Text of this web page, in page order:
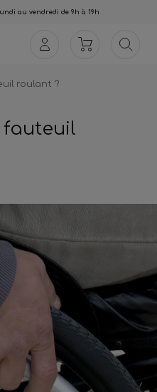
au vendredi de 9h à 19h
roulant ?
fauteuil